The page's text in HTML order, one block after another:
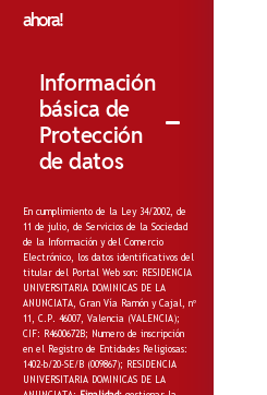
ahora!
Información
básica de
Protección
de datos
En cumplimiento de la Ley 34/2002, de
11 de julio, de Servicios de la Sociedad
de la Información y del Comercio
Electrónico, los datos identificativos del
titular del Portal Web son: RESIDENCIA
UNIVERSITARIA DOMINICAS DE LA
ANUNCIATA, Gran Vía Ramón y Cajal, nº
11, C.P. 46007, Valencia (VALENCIA);
CIF: R4600672B; Numero de inscripción
en el Registro de Entidades Religiosas:
1402-b/20-SE/B (009867); RESIDENCIA
UNIVERSITARIA DOMINICAS DE LA